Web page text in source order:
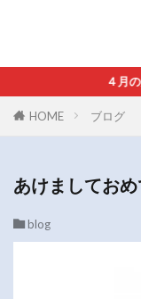
４月の
HOME ブログ
あけましておめ
blog